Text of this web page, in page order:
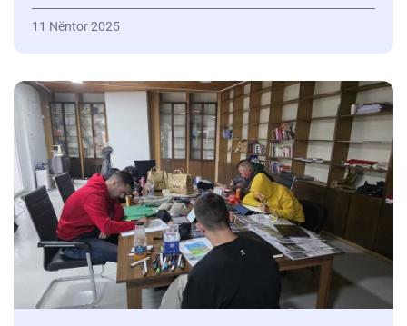
11 Nëntor 2025